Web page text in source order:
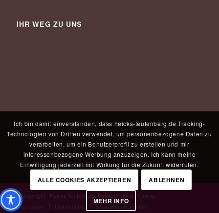
IHR WEG ZU UNS
© Copyright - Heicks-Teutenberg. Realisiert durch Tradino
Impressum
Datenschutz E-learning Kontakt
Ich bin damit einverstanden, dass heicks-teutenberg.de Tracking-
Technologien von Dritten verwendet, um personenbezogene Daten zu
verarbeiten, um ein Benutzerprofil zu erstellen und mir
interessenbezogene Werbung anzuzeigen. Ich kann meine
Einwilligung jederzeit mit Wirkung für die Zukunft widerrufen.
ALLE COOKIES AKZEPTIEREN ABLEHNEN
MEHR INFO